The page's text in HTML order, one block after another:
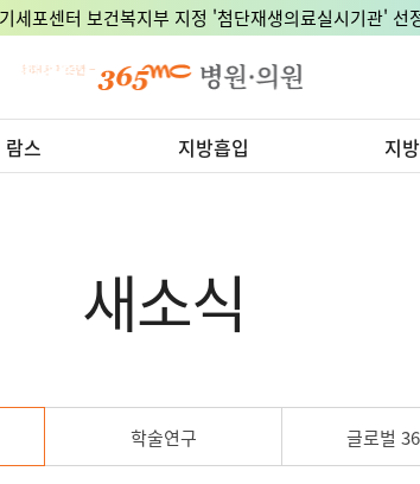
세포센터 보건복지부 지정 '첨단재생의료실시기관' 선
람스 지방흡입 지
새소식
학술연구 글로벌